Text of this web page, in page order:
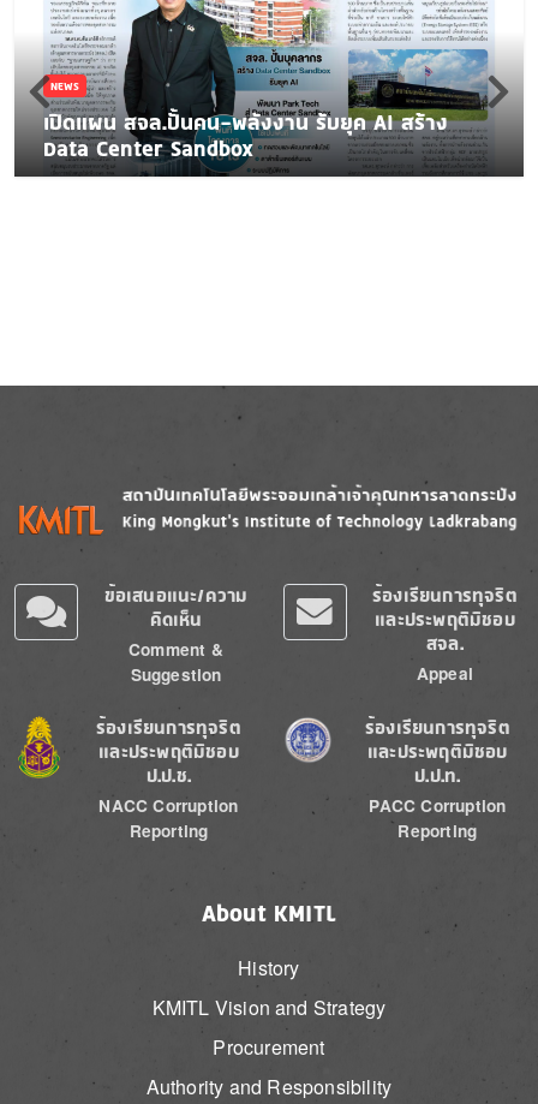
NEWS
เปิดแผน สจล.ปั้นคน-พลังงาน รับยุค AI สร้าง
Data Center Sandbox
Image
ข้อเสนอแนะ/ความ
คิดเห็น
Comment &
Suggestion
ร้องเรียนการทุจริต
และประพฤติมิชอบ
สจล.
Appeal
Image
ร้องเรียนการทุจริต
และประพฤติมิชอบ
ป.ป.ช.
NACC Corruption
Reporting
Image
ร้องเรียนการทุจริต
และประพฤติมิชอบ
ป.ป.ท.
PACC Corruption
Reporting
About KMITL
History
KMITL Vision and Strategy
Procurement
Authority and Responsibility